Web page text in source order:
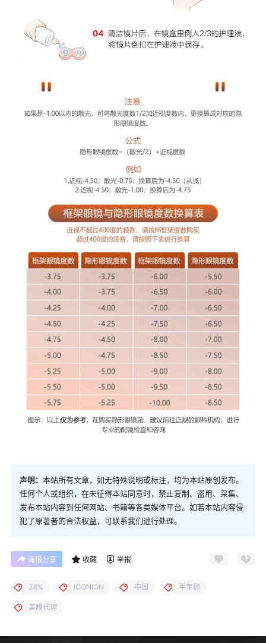
声明： 本站所有文章，如无特殊说明或标注，均为本站原创发布。
任何个人或组织，在未征得本站同意时，禁止复制、盗用、采集、
发布本站内容到任何网站、书籍等各类媒体平台。如若本站内容侵
犯了原著者的合法权益，可联系我们进行处理。
海报分享 收藏 举报
38% ICONION 中国 半年抛
美瞳代理